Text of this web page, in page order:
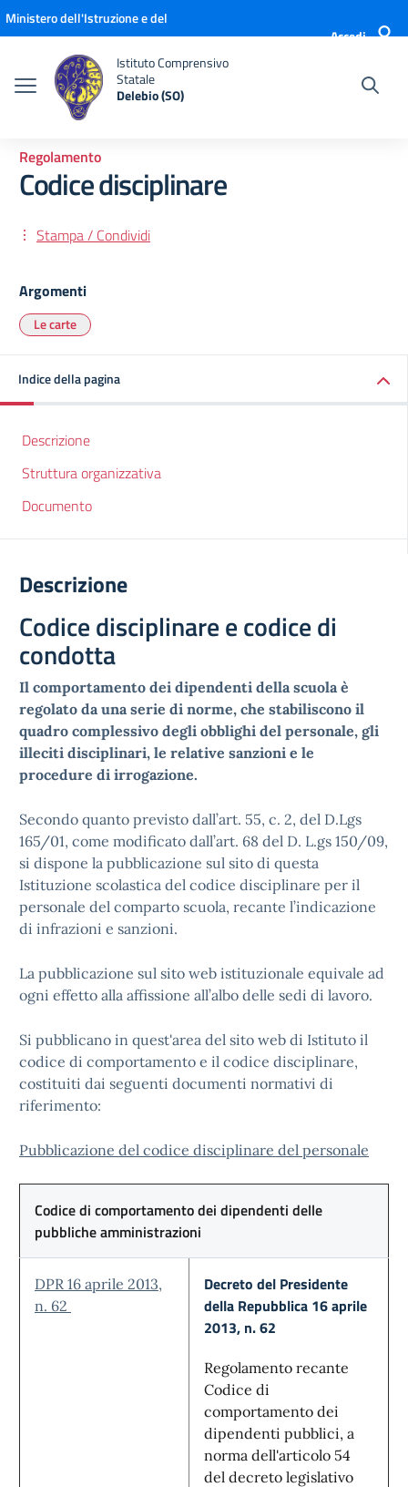
Vai ai contenuti
Vai al menu di navigazione
Vai al footer
Ministero dell'Istruzione e del
Accedi
Istituto Comprensivo
Statale
Delebio (SO)
Regolamento
Codice disciplinare
Stampa / Condividi
Argomenti
Le carte
Indice della pagina
Descrizione
Struttura organizzativa
Documento
Descrizione
Codice disciplinare e codice di
condotta
Il comportamento dei dipendenti della scuola è
regolato da una serie di norme, che stabiliscono il
quadro complessivo degli obblighi del personale, gli
illeciti disciplinari, le relative sanzioni e le
procedure di irrogazione.
Secondo quanto previsto dall’art. 55, c. 2, del D.Lgs
165/01, come modificato dall’art. 68 del D. L.gs 150/09,
si dispone la pubblicazione sul sito di questa
Istituzione scolastica del codice disciplinare per il
personale del comparto scuola, recante l’indicazione
di infrazioni e sanzioni.
La pubblicazione sul sito web istituzionale equivale ad
ogni effetto alla affissione all’albo delle sedi di lavoro.
Si pubblicano in quest'area del sito web di Istituto il
codice di comportamento e il codice disciplinare,
costituiti dai seguenti documenti normativi di
riferimento:
Pubblicazione del codice disciplinare del personale
Codice di comportamento dei dipendenti delle
pubbliche amministrazioni
DPR 16 aprile 2013,
n. 62
Decreto del Presidente
della Repubblica 16 aprile
2013, n. 62
Regolamento recante
Codice di
comportamento dei
dipendenti pubblici, a
norma dell'articolo 54
del decreto legislativo